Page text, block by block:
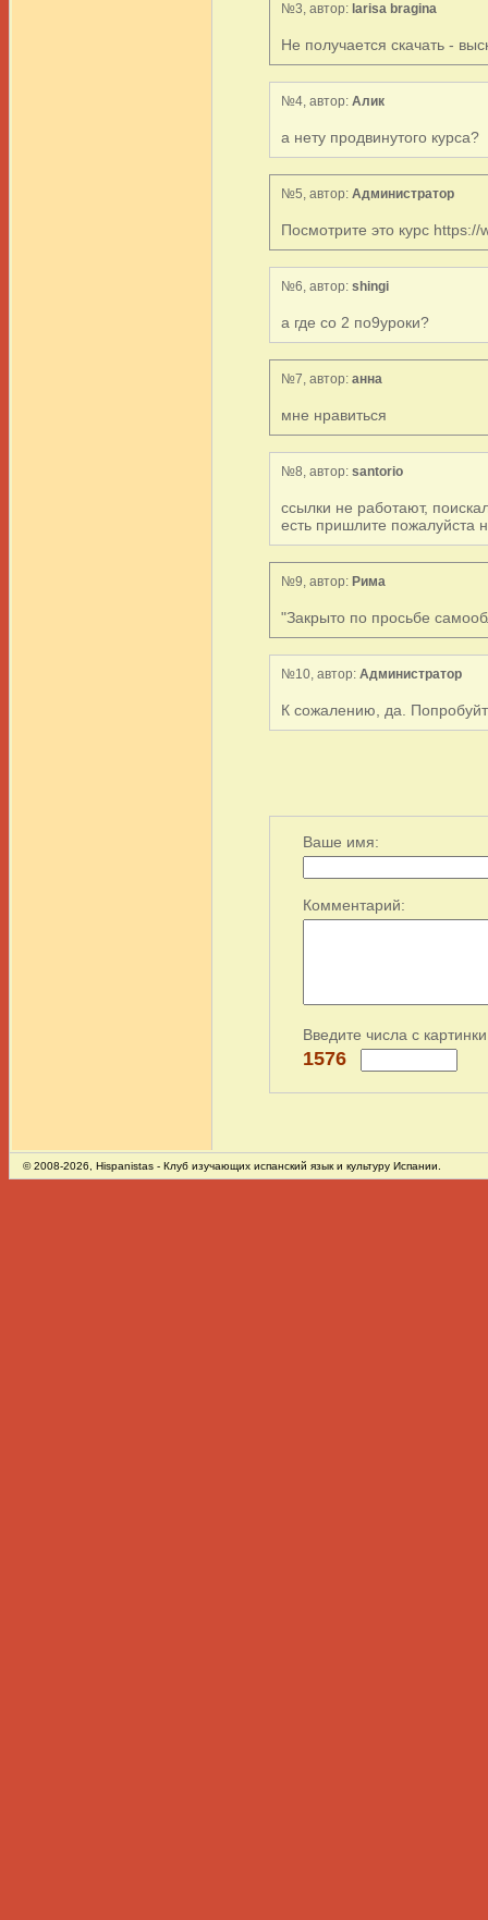
№3, автор: larisa bragina
Не получается скачать -
№4, автор: Алик
а нету продвинутого курса?
№5, автор: Администратор
Посмотрите это курс
№6, автор: shingi
а где со 2 по9уроки?
№7, автор: анна
мне нравиться
№8, автор: santorio
ссылки не работают,
есть пришлите пожалуйста
№9, автор: Рима
"Закрыто по просьбе
№10, автор: Администратор
К сожалению, да.
Ваше имя:
Комментарий:
Введите числа с
1576
© 2008-2026, Hispanistas - Клуб изучающих испанский язык и культуру Испании.